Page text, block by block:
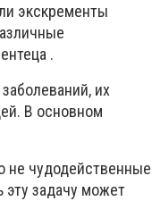
экскременты
.
их
В основном
не чудодейственные
задачу может